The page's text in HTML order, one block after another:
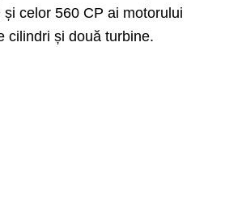
celor 560 CP ai motorului
cilindri și două turbine.